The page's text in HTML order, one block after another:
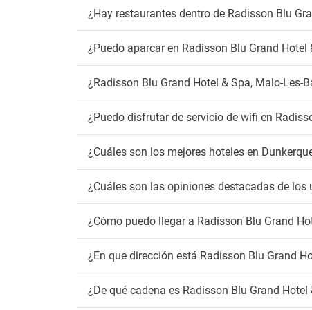
¿Hay restaurantes dentro de Radisson Blu
¿Puedo aparcar en Radisson Blu Grand Hotel
¿Radisson Blu Grand Hotel & Spa, Malo-Les-
¿Puedo disfrutar de servicio de wifi en
¿Cuáles son los mejores hoteles en
¿Cuáles son las opiniones destacadas de los
¿Cómo puedo llegar a Radisson Blu Grand
¿En que dirección está Radisson Blu Grand
¿De qué cadena es Radisson Blu Grand Hotel